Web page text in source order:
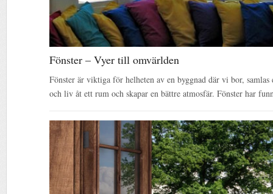
Fönster – Vyer till omvärlden
Fönster är viktiga för helheten av en byggnad där vi bor,
och liv åt ett rum och skapar en bättre atmosfär. Fönster har